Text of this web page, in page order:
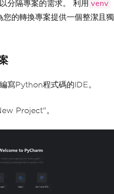
分隔專案的需求。 利用 venv
的轉換專案提供一個整潔且獨
寫Python程式碼的IDE。
Project"。